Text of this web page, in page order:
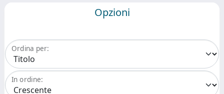
Opzioni
Ordina per:
In ordine: